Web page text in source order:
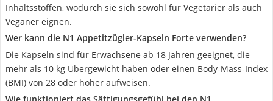
Inhaltsstoffen, wodurch sie sich sowohl für Vegetarier als auch
Veganer eignen.
Wer kann die N1 Appetitzügler-Kapseln Forte verwenden?
Die Kapseln sind für Erwachsene ab 18 Jahren geeignet, die
mehr als 10 kg Übergewicht haben oder einen Body-Mass-Index
(BMI) von 28 oder höher aufweisen.